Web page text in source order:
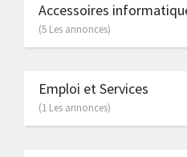
Accessoires
(5 Les annonces)
Emploi et Services
(1 Les annonces)